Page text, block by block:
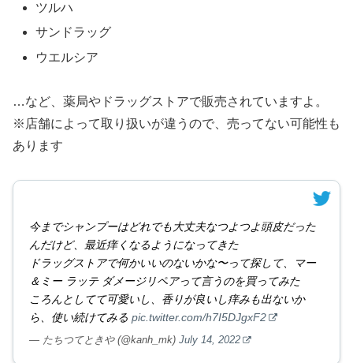
ツルハ
サンドラッグ
ウエルシア
…など、薬局やドラッグストアで販売されていますよ。
※店舗によって取り扱いが違うので、売ってない可能性も
あります
今までシャンプーはどれでも大丈夫なつよつよ頭皮だった
んだけど、最近痒くなるようになってきた
ドラッグストアで何かいいのないかな〜って探して、マー
＆ミー ラッテ ダメージリペアって言うのを買ってみた
ころんとしてて可愛いし、香りが良いし痒みも出ないか
ら、使い続けてみる pic.twitter.com/h7I5DJgxF2
— たちつてときや (@kanh_mk) July 14, 2022